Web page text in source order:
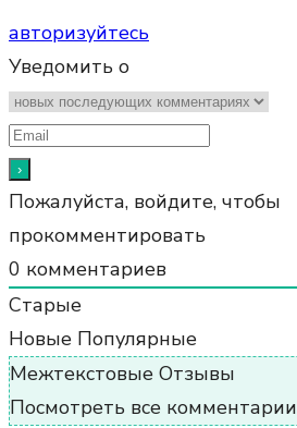
авторизуйтесь
Уведомить о
Пожалуйста, войдите, чтобы
прокомментировать
0 комментариев
Старые
Новые Популярные
Межтекстовые Отзывы
Посмотреть все комментарии